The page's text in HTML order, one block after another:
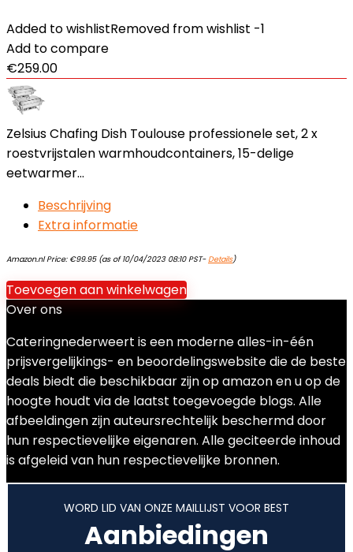
Added to wishlistRemoved from wishlist -1
Add to compare
€259.00
Zelsius Chafing Dish Toulouse professionele set, 2 x
roestvrijstalen warmhoudcontainers, 15-delige
eetwarmer…
Beschrijving
Extra informatie
Amazon.nl Price: €99.95(as of 10/04/2023 08:10 PST-Details)
Toevoegen aan winkelwagen
Over ons
Cateringnederweert is een moderne alles-in-één
prijsvergelijkings- en beoordelingswebsite die de beste
deals biedt die beschikbaar zijn op amazon en u op de
hoogte houdt via de laatst toegevoegde blogs. Alle
afbeeldingen zijn auteursrechtelijk beschermd door
hun respectievelijke eigenaren. Alle geciteerde inhoud
is afgeleid van hun respectievelijke bronnen.
WORD LID VAN ONZE MAILLIJST VOOR BEST
Aanbiedingen